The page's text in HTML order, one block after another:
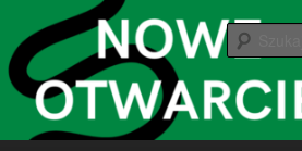
tekstu
Klub Kręglarski
Klub Kręglarski Dziewiątka Wronki